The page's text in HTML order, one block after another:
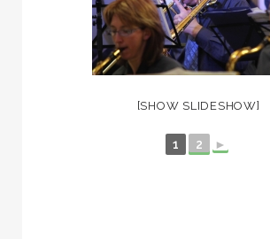
[SHOW SLIDESHOW]
1 2 ►